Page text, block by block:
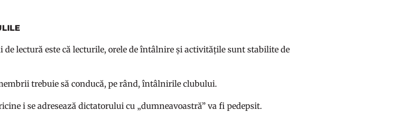
de lectură este că lecturile, orele de întâlnire și activitățile sunt stabilite de
trebuie să conducă, pe rând, întâlnirile clubului.
i se adresează dictatorului cu „dumneavoastră” va fi pedepsit.